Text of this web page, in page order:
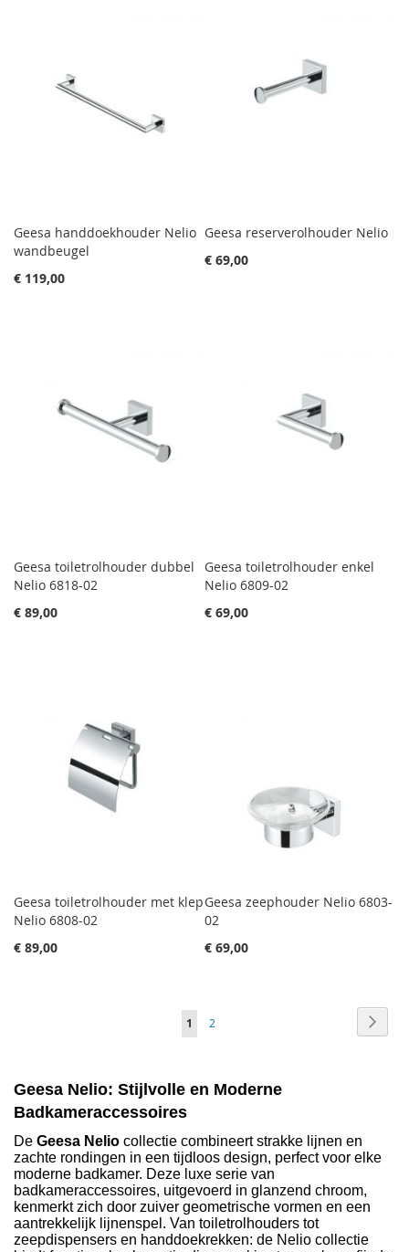
Geesa handdoekhouder Nelio
wandbeugel
€ 119,00
Geesa reserverolhouder Nelio
€ 69,00
Geesa toiletrolhouder dubbel
Nelio 6818-02
€ 89,00
Geesa toiletrolhouder enkel
Nelio 6809-02
€ 69,00
Geesa toiletrolhouder met klep
Nelio 6808-02
€ 89,00
Geesa zeephouder Nelio 6803-
02
€ 69,00
Je1 Pagina
2
Geesa Nelio: Stijlvolle en Moderne
Badkameraccessoires
De Geesa Nelio collectie combineert strakke lijnen en
zachte rondingen in een tijdloos design, perfect voor elke
moderne badkamer. Deze luxe serie van
badkameraccessoires, uitgevoerd in glanzend chroom,
kenmerkt zich door zuiver geometrische vormen en een
aantrekkelijk lijnenspel. Van toiletrolhouders tot
zeepdispensers en handdoekrekken: de Nelio collectie